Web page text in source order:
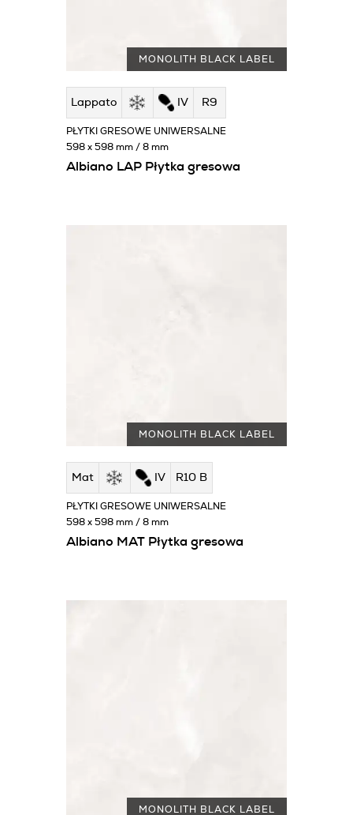
MONOLITH BLACK LABEL
Lappato IV R9
Albiano LAP Płytka gresowa
PŁYTKI GRESOWE UNIWERSALNE
598 x 598 mm / 8 mm
MONOLITH BLACK LABEL
Mat IV R10 B
Albiano MAT Płytka gresowa
PŁYTKI GRESOWE UNIWERSALNE
598 x 598 mm / 8 mm
MONOLITH BLACK LABEL